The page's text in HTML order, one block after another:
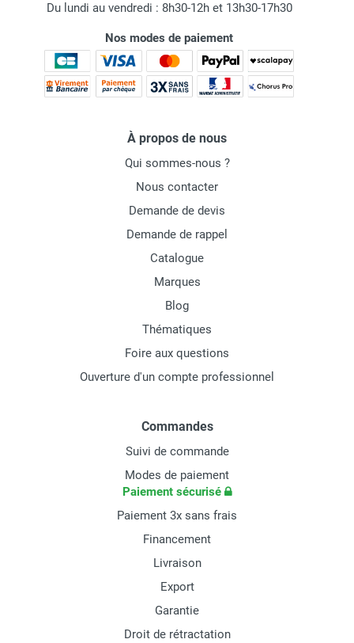
Du lundi au vendredi : 8h30-12h et 13h30-17h30
Nos modes de paiement
À propos de nous
Qui sommes-nous ?
Nous contacter
Demande de devis
Demande de rappel
Catalogue
Marques
Blog
Thématiques
Foire aux questions
Ouverture d'un compte professionnel
Commandes
Suivi de commande
Modes de paiement
Paiement sécurisé
Paiement 3x sans frais
Financement
Livraison
Export
Garantie
Droit de rétractation